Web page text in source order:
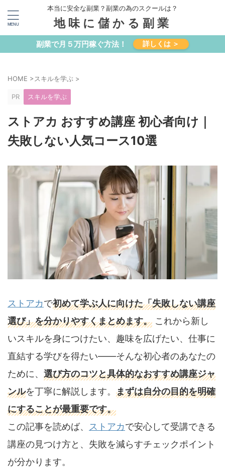
本当に安全な副業？副業の為のスクールは？
地味に儲かる副業
副業で月５万円稼ぐ方法！ 詳しくは ＞
HOME >スキルを学ぶ >
PR スキルを学ぶ
ストアカ おすすめ講座 初心者向け｜
失敗しない人気コース10選
ストアカで初めて学ぶ人に向けた「失敗しない講座
選び」を分かりやすくまとめます。 これから新し
いスキルを身につけたい、趣味を広げたい、仕事に
直結する学びを得たい――そんな初心者のあなたの
ために、 選び方のコツと具体的なおすすめ講座ジャ
ンルを丁寧に解説します。 まずは自分の目的を明確
にすることが最重要です。
この記事を読めば、 ストアカで安心して受講できる
講座の見つけ方と、失敗を減らすチェックポイント
が分かります。